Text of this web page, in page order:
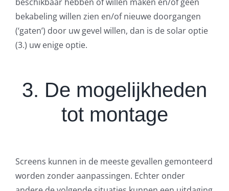
bekabeling willen zien en/of nieuwe doorgangen
(‘gaten’) door uw gevel willen, dan is de solar optie
(3.) uw enige optie.
3. De mogelijkheden
tot montage
Screens kunnen in de meeste gevallen gemonteerd
worden zonder aanpassingen. Echter onder